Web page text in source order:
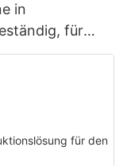
in
für